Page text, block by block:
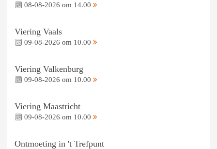
08-08-2026 om 14.00
Viering Vaals
09-08-2026 om 10.00
Viering Valkenburg
09-08-2026 om 10.00
Viering Maastricht
09-08-2026 om 10.00
Ontmoeting in 't Trefpunt